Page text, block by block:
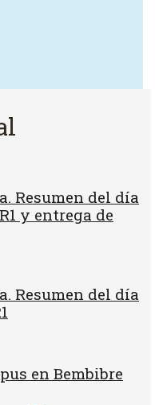
Resumen del día
y entrega de
Resumen del día
en Bembibre